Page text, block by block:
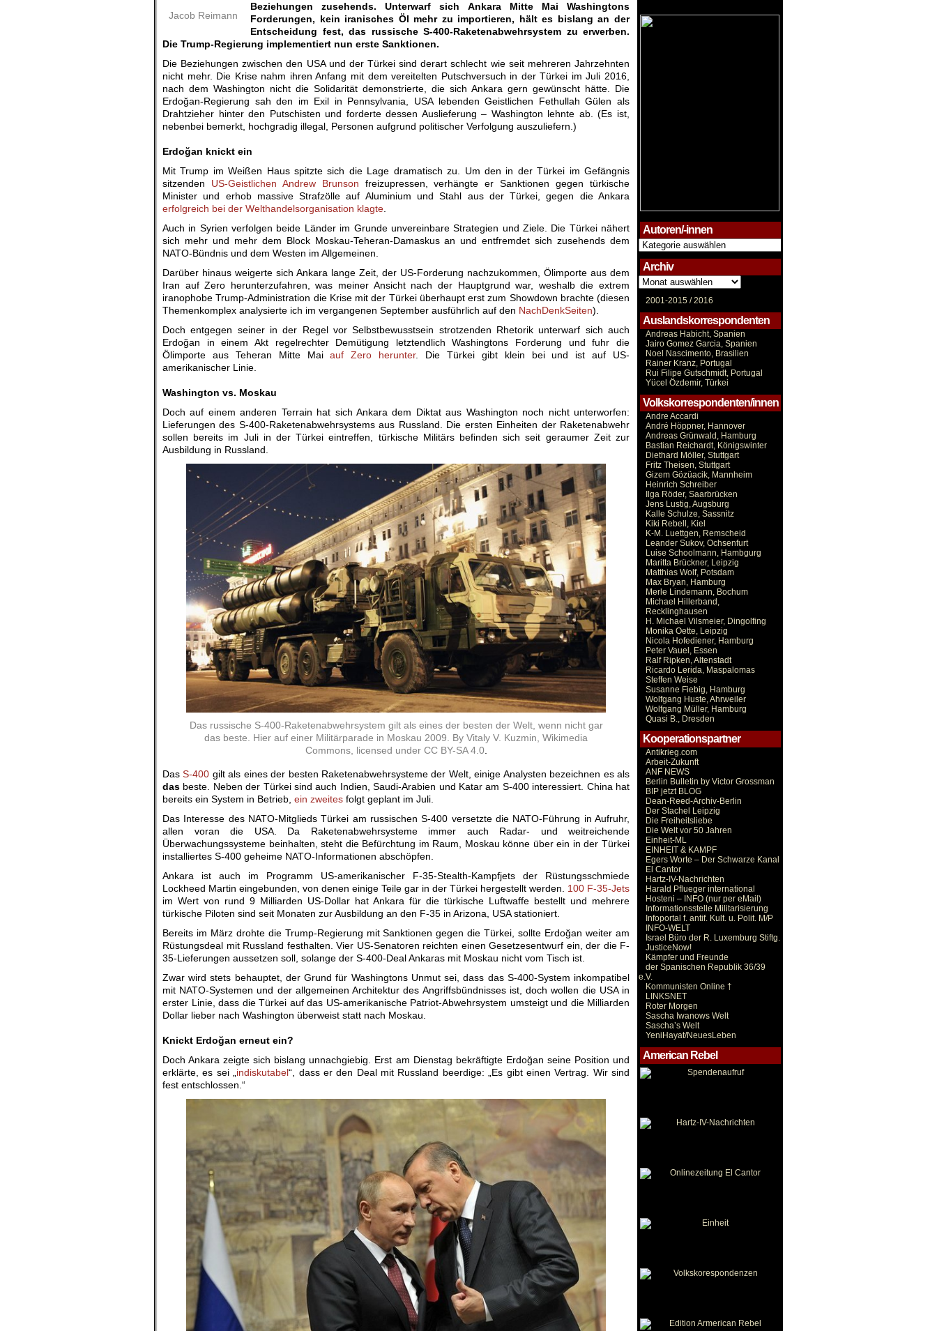
Jacob Reimann
Beziehungen zusehends. Unterwarf sich Ankara Mitte Mai Washingtons
Forderungen, kein iranisches Öl mehr zu importieren, hält es bislang an der
Entscheidung fest, das russische S-400-Raketenabwehrsystem zu erwerben.
Die Trump-Regierung implementiert nun erste Sanktionen.
Die Beziehungen zwischen den USA und der Türkei sind derart schlecht wie seit mehreren Jahrzehnten
nicht mehr. Die Krise nahm ihren Anfang mit dem vereitelten Putschversuch in der Türkei im Juli 2016,
nach dem Washington nicht die Solidarität demonstrierte, die sich Ankara gern gewünscht hätte. Die
Erdoğan-Regierung sah den im Exil in Pennsylvania, USA lebenden Geistlichen Fethullah Gülen als
Drahtzieher hinter den Putschisten und forderte dessen Auslieferung – Washington lehnte ab. (Es ist,
nebenbei bemerkt, hochgradig illegal, Personen aufgrund politischer Verfolgung auszuliefern.)
Erdoğan knickt ein
Mit Trump im Weißen Haus spitzte sich die Lage dramatisch zu. Um den in der Türkei im Gefängnis
sitzenden US-Geistlichen Andrew Brunson freizupressen, verhängte er Sanktionen gegen türkische
Minister und erhob massive Strafzölle auf Aluminium und Stahl aus der Türkei, gegen die Ankara
erfolgreich bei der Welthandelsorganisation klagte
Auch in Syrien verfolgen beide Länder im Grunde unvereinbare Strategien und Ziele. Die Türkei nähert
sich mehr und mehr dem Block Moskau-Teheran-Damaskus an und entfremdet sich zusehends dem
NATO-Bündnis und dem Westen im Allgemeinen.
Darüber hinaus weigerte sich Ankara lange Zeit, der US-Forderung nachzukommen, Ölimporte aus dem
Iran auf Zero herunterzufahren, was meiner Ansicht nach der Hauptgrund war, weshalb die extrem
iranophobe Trump-Administration die Krise mit der Türkei überhaupt erst zum Showdown brachte (diesen
Themenkomplex analysierte ich im vergangenen September ausführlich auf den NachDenkSeiten).
Doch entgegen seiner in der Regel vor Selbstbewusstsein strotzenden Rhetorik unterwarf sich auch
Erdoğan in einem Akt regelrechter Demütigung letztendlich Washingtons Forderung und fuhr die
Ölimporte aus Teheran Mitte Maiauf Zero herunter. Die Türkei gibt klein bei und ist auf US-
amerikanischer Linie.
Washington vs. Moskau
Doch auf einem anderen Terrain hat sich Ankara dem Diktat aus Washington noch nicht unterworfen:
Lieferungen des S-400-Raketenabwehrsystems aus Russland. Die ersten Einheiten der Raketenabwehr
sollen bereits im Juli in der Türkei eintreffen, türkische Militärs befinden sich seit geraumer Zeit zur
Ausbildung in Russland.
Das russische S-400-Raketenabwehrsystem gilt als eines der besten der Welt, wenn nicht gar
das beste. Hier auf einer Militärparade in Moskau 2009. By Vitaly V. Kuzmin, Wikimedia
Commons, licensed under CC BY-SA 4.0.
DasS-400 gilt als eines der besten Raketenabwehrsysteme der Welt, einige Analysten bezeichnen es als
das beste. Neben der Türkei sind auch Indien, Saudi-Arabien und Katar am S-400 interessiert. China hat
bereits ein System in Betrieb, ein zweites folgt geplant im Juli.
Das Interesse des NATO-Mitglieds Türkei am russischen S-400 versetzte die NATO-Führung in Aufruhr,
allen voran die USA. Da Raketenabwehrsysteme immer auch Radar- und weitreichende
Überwachungssysteme beinhalten, steht die Befürchtung im Raum, Moskau könne über ein in der Türkei
installiertes S-400 geheime NATO-Informationen abschöpfen.
Ankara ist auch im Programm US-amerikanischer F-35-Stealth-Kampfjets der Rüstungsschmiede
Lockheed Martin eingebunden, von denen einige Teile gar in der Türkei hergestellt werden. 100 F-35-Jets
im Wert von rund 9 Milliarden US-Dollar hat Ankara für die türkische Luftwaffe bestellt und mehrere
türkische Piloten sind seit Monaten zur Ausbildung an den F-35 in Arizona, USA stationiert.
Bereits im März drohte die Trump-Regierung mit Sanktionen gegen die Türkei, sollte Erdoğan weiter am
Rüstungsdeal mit Russland festhalten. Vier US-Senatoren reichten einen Gesetzesentwurf ein, der die F-
35-Lieferungen aussetzen soll, solange der S-400-Deal Ankaras mit Moskau nicht vom Tisch ist.
Zwar wird stets behauptet, der Grund für Washingtons Unmut sei, dass das S-400-System inkompatibel
mit NATO-Systemen und der allgemeinen Architektur des Angriffsbündnisses ist, doch wollen die USA in
erster Linie, dass die Türkei auf das US-amerikanische Patriot-Abwehrsystem umsteigt und die Milliarden
Dollar lieber nach Washington überweist statt nach Moskau.
Knickt Erdoğan erneut ein?
Doch Ankara zeigte sich bislang unnachgiebig. Erst am Dienstag bekräftigte Erdoğan seine Position und
erklärte, es sei „indiskutabel“, dass er den Deal mit Russland beerdige: „Es gibt einen Vertrag. Wir sind
fest entschlossen.“
Autoren/-innen
Autoren/-
innen
Archiv
Archiv
2001-2015 /2016
Auslandskorrespondenten
Andreas Habicht, Spanien
Jairo Gomez Garcia, Spanien
Noel Nascimento, Brasilien
Rainer Kranz, Portugal
Rui Filipe Gutschmidt, Portugal
Yücel Özdemir, Türkei
Volkskorrespondenten/innen
Andre Accardi
André Höppner, Hannover
Andreas Grünwald, Hamburg
Bastian Reichardt, Königswinter
Diethard Möller, Stuttgart
Fritz Theisen, Stuttgart
Gizem Gözüacik, Mannheim
Heinrich Schreiber
Ilga Röder, Saarbrücken
Jens Lustig, Augsburg
Kalle Schulze, Sassnitz
Kiki Rebell, Kiel
K-M. Luettgen, Remscheid
Leander Sukov, Ochsenfurt
Luise Schoolmann, Hambgurg
Maritta Brückner, Leipzig
Matthias Wolf, Potsdam
Max Bryan, Hamburg
Merle Lindemann, Bochum
Michael Hillerband,
Recklinghausen
H. Michael Vilsmeier, Dingolfing
Monika Oette, Leipzig
Nicola Hofediener, Hamburg
Peter Vauel, Essen
Ralf Ripken, Altenstadt
Ricardo Lerida, Maspalomas
Steffen Weise
Susanne Fiebig, Hamburg
Wolfgang Huste, Ahrweiler
Wolfgang Müller, Hamburg
Quasi B., Dresden
Kooperationspartner
Antikrieg.com
Arbeit-Zukunft
ANF NEWS
Berlin Bulletin by Victor Grossman
BIP jetzt BLOG
Dean-Reed-Archiv-Berlin
Der Stachel Leipzig
Die Freiheitsliebe
Die Welt vor 50 Jahren
Einheit-ML
EINHEIT & KAMPF
Egers Worte – Der Schwarze Kanal
El Cantor
Hartz-IV-Nachrichten
Harald Pflueger international
Hosteni – INFO (nur per eMail)
Informationsstelle Militarisierung
Infoportal f. antif. Kult. u. Polit. M/P
INFO-WELT
Israel Büro der R. Luxemburg Stiftg.
JusticeNow!
Kämpfer und Freunde
der Spanischen Republik 36/39
e.V.
Kommunisten Online †
LINKSNET
Roter Morgen
Sascha Iwanows Welt
Sascha’s Welt
YeniHayat/NeuesLeben
American Rebel